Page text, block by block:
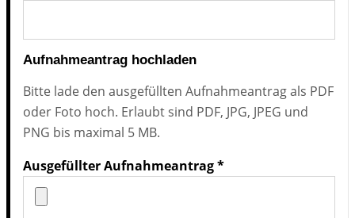
Aufnahmeantrag hochladen
Bit­te lade den aus­ge­füll­ten Auf­nah­me­an­trag als PDF
oder Foto hoch. Er­laubt sind PDF, JPG, JPEG und
PNG bis ma­xi­mal 5 MB.
Aus­ge­füll­ter Auf­nah­me­an­trag *